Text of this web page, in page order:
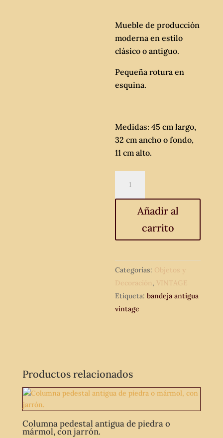
Mueble de producción
moderna en estilo
clásico o antiguo.
Pequeña rotura en
esquina.
Medidas: 45 cm largo,
32 cm ancho o fondo,
11 cm alto.
desayuno.
Bandeja
vintage
cantidad
Añadir al
carrito
Categorías: Objetos y
Decoración, VINTAGE
Etiqueta:bandeja antigua
vintage
Productos relacionados
Columna pedestal antigua de piedra o
mármol, con jarrón.